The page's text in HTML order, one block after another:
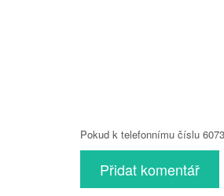
Pokud k telefonnímu číslu
Přidat komentář